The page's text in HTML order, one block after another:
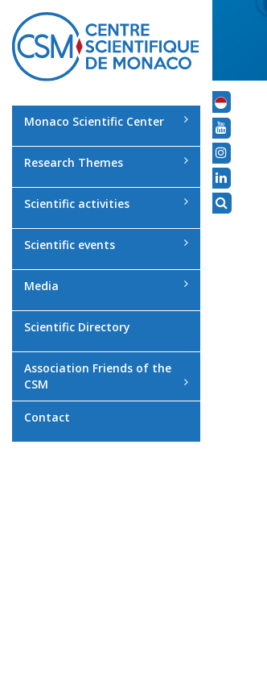
Monaco Scientific Center
Research Themes
Scientific activities
Scientific events
Media
Scientific Directory
Association Friends of the
CSM
Contact